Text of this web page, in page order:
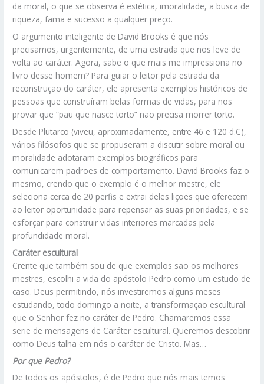
da moral, o que se observa é estética, imoralidade, a busca de
riqueza, fama e sucesso a qualquer preço.
O argumento inteligente de David Brooks é que nós
precisamos, urgentemente, de uma estrada que nos leve de
volta ao caráter. Agora, sabe o que mais me impressiona no
livro desse homem? Para guiar o leitor pela estrada da
reconstrução do caráter, ele apresenta exemplos históricos de
pessoas que construíram belas formas de vidas, para nos
provar que “pau que nasce torto” não precisa morrer torto.
Desde Plutarco (viveu, aproximadamente, entre 46 e 120 d.C),
vários filósofos que se propuseram a discutir sobre moral ou
moralidade adotaram exemplos biográficos para
comunicarem padrões de comportamento. David Brooks faz o
mesmo, crendo que o exemplo é o melhor mestre, ele
seleciona cerca de 20 perfis e extrai deles lições que oferecem
ao leitor oportunidade para repensar as suas prioridades, e se
esforçar para construir vidas interiores marcadas pela
profundidade moral.
Caráter escultural
Crente que também sou de que exemplos são os melhores
mestres, escolhi a vida do apóstolo Pedro como um estudo de
caso. Deus permitindo, nós investiremos alguns meses
estudando, todo domingo a noite, a transformação escultural
que o Senhor fez no caráter de Pedro. Chamaremos essa
serie de mensagens de Caráter escultural. Queremos descobrir
como Deus talha em nós o caráter de Cristo. Mas…
Por que Pedro?
De todos os apóstolos, é de Pedro que nós mais temos